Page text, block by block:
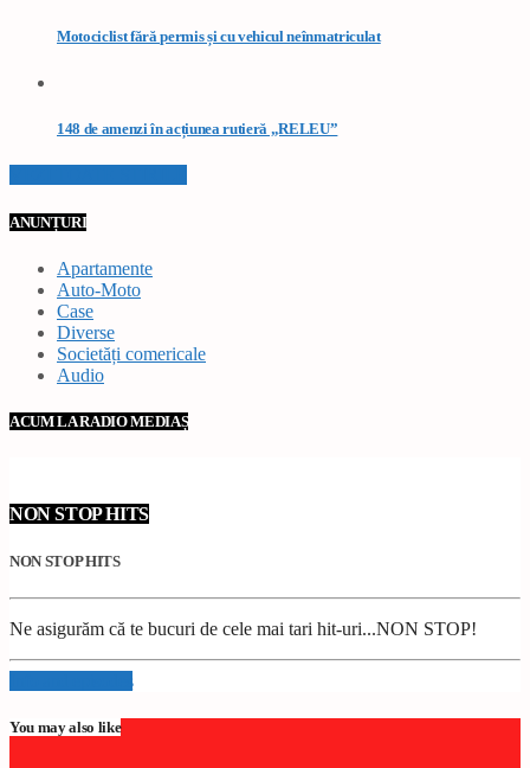
Motociclist fără permis și cu vehicul neînmatriculat
148 de amenzi în acțiunea rutieră „RELEU”
ANUNȚURI
Apartamente
Auto-Moto
Case
Diverse
Societăți comericale
Audio
ACUM LA RADIO MEDIAȘ
NON STOP HITS
NON STOP HITS
Ne asigurăm că te bucuri de cele mai tari hit-uri...NON STOP!
Info and episodes
You may also like